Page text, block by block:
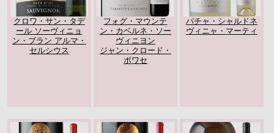
クロワ・サン・タデ
ール ソーヴィニョ
ン・ブラン アルマ・
セルシウス
フォグ・マウンテ
ン・カベルネ・ソー
ヴィニヨン
ジャン・クロード・
ボワセ
パチャ・シャルドネ
ヴィニャ・マーティ